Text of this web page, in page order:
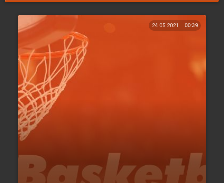
24.05.2021. 00:39